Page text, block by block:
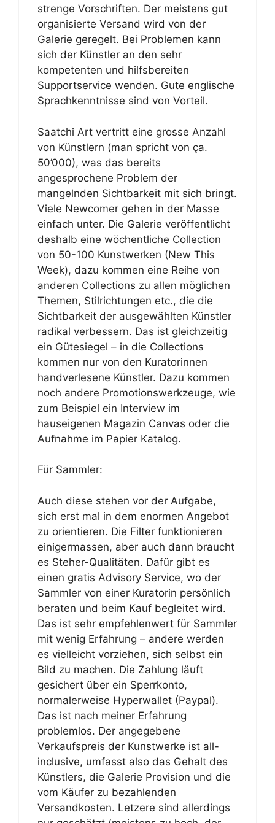
strenge Vorschriften. Der meistens gut
organisierte Versand wird von der
Galerie geregelt. Bei Problemen kann
sich der Künstler an den sehr
kompetenten und hilfsbereiten
Supportservice wenden. Gute englische
Sprachkenntnisse sind von Vorteil.
Saatchi Art vertritt eine grosse Anzahl
von Künstlern (man spricht von ça.
50’000), was das bereits
angesprochene Problem der
mangelnden Sichtbarkeit mit sich bringt.
Viele Newcomer gehen in der Masse
einfach unter. Die Galerie veröffentlicht
deshalb eine wöchentliche Collection
von 50-100 Kunstwerken (New This
Week), dazu kommen eine Reihe von
anderen Collections zu allen möglichen
Themen, Stilrichtungen etc., die die
Sichtbarkeit der ausgewählten Künstler
radikal verbessern. Das ist gleichzeitig
ein Gütesiegel – in die Collections
kommen nur von den Kuratorinnen
handverlesene Künstler. Dazu kommen
noch andere Promotionswerkzeuge, wie
zum Beispiel ein Interview im
hauseigenen Magazin Canvas oder die
Aufnahme im Papier Katalog.
Für Sammler:
Auch diese stehen vor der Aufgabe,
sich erst mal in dem enormen Angebot
zu orientieren. Die Filter funktionieren
einigermassen, aber auch dann braucht
es Steher-Qualitäten. Dafür gibt es
einen gratis Advisory Service, wo der
Sammler von einer Kuratorin persönlich
beraten und beim Kauf begleitet wird.
Das ist sehr empfehlenwert für Sammler
mit wenig Erfahrung – andere werden
es vielleicht vorziehen, sich selbst ein
Bild zu machen. Die Zahlung läuft
gesichert über ein Sperrkonto,
normalerweise Hyperwallet (Paypal).
Das ist nach meiner Erfahrung
problemlos. Der angegebene
Verkaufspreis der Kunstwerke ist all-
inclusive, umfasst also das Gehalt des
Künstlers, die Galerie Provision und die
vom Käufer zu bezahlenden
Versandkosten. Letzere sind allerdings